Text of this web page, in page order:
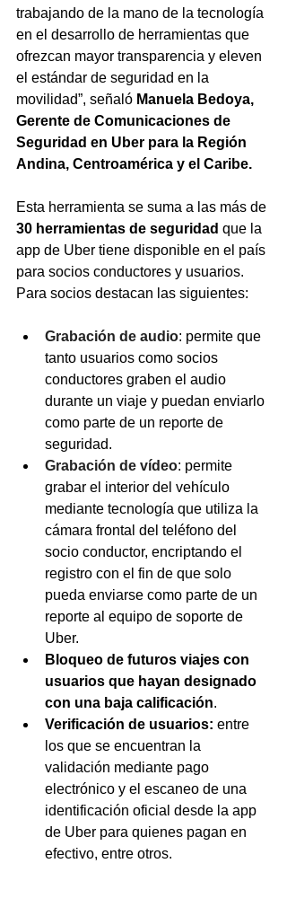
trabajando de la mano de la tecnología
en el desarrollo de herramientas que
ofrezcan mayor transparencia y eleven
el estándar de seguridad en la
movilidad”, señaló Manuela Bedoya,
Gerente de Comunicaciones de
Seguridad en Uber para la Región
Andina, Centroamérica y el Caribe.
Esta herramienta se suma a las más de
30 herramientas de seguridad que la
app de Uber tiene disponible en el país
para socios conductores y usuarios.
Para socios destacan las siguientes:
Grabación de audio: permite que
tanto usuarios como socios
conductores graben el audio
durante un viaje y puedan enviarlo
como parte de un reporte de
seguridad.
Grabación de vídeo: permite
grabar el interior del vehículo
mediante tecnología que utiliza la
cámara frontal del teléfono del
socio conductor, encriptando el
registro con el fin de que solo
pueda enviarse como parte de un
reporte al equipo de soporte de
Uber.
Bloqueo de futuros viajes con
usuarios que hayan designado
con una baja calificación.
Verificación de usuarios: entre
los que se encuentran la
validación mediante pago
electrónico y el escaneo de una
identificación oficial desde la app
de Uber para quienes pagan en
efectivo, entre otros.